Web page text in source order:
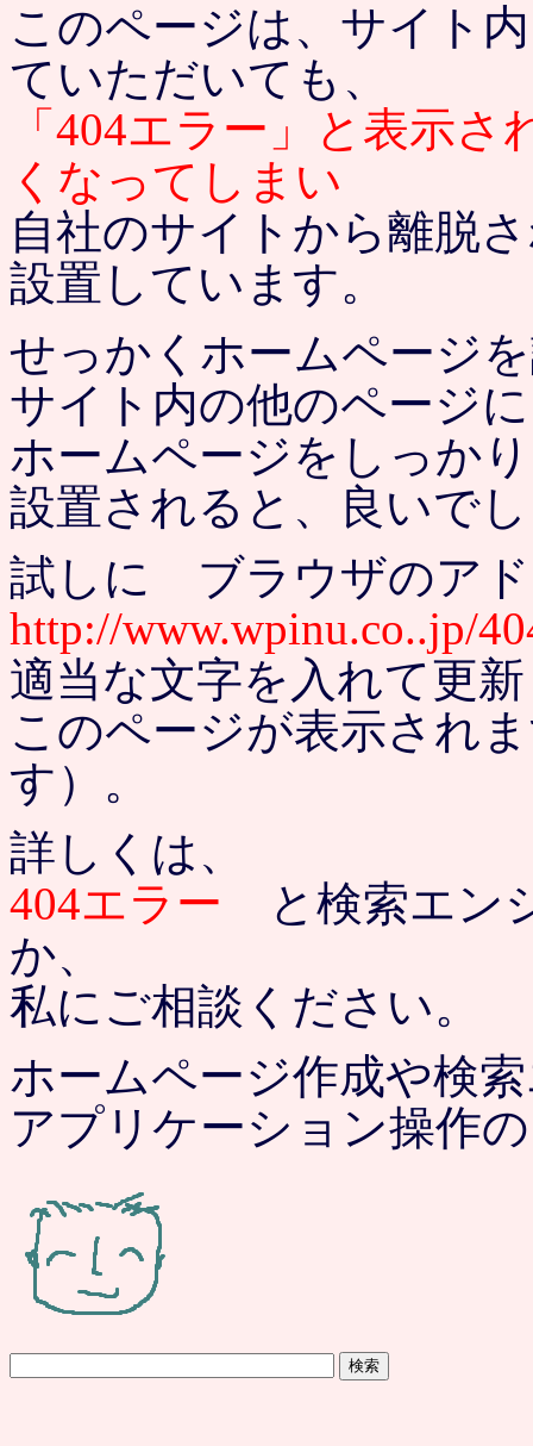
このページは、サイト
ていただいても、
「404エラー」と表示
くなってしまい
自社のサイトから離脱
設置しています。
せっかくホームページ
サイト内の他のページ
ホームページをしっか
設置されると、良いで
試しに ブラウザのア
http://www.wpinu.co..jp/
適当な文字を入れて更
このページが表示され
す）。
詳しくは、
404エラー と検索エン
か、
私にご相談ください。
ホームページ作成や検
アプリケーション操作